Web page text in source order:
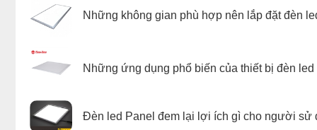
Những không gian phù hợp nên lắp đặt đèn
Những ứng dụng phổ biến của thiết bị đèn led
Đèn led Panel đem lại lợi ích gì cho người sử